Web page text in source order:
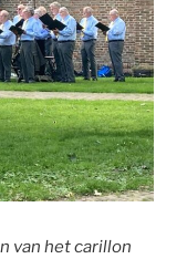
van het carillon